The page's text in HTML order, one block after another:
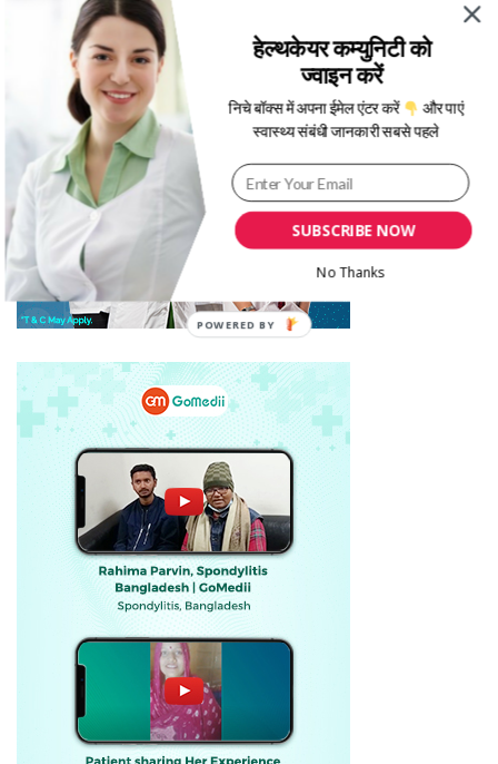
SUBSCRIBE NOW
हेल्थकेयर कम्युनिटी को
ज्वाइन करें
निचे बॉक्स में अपना ईमेल एंटर करें
और पाएं
स्वास्थ्य संबंधी जानकारी सबसे पहले
No Thanks
POWERED BY